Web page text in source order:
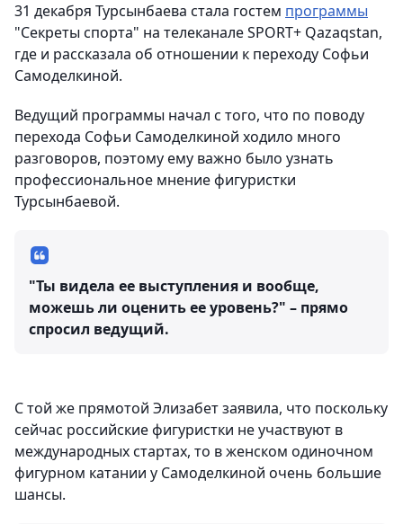
31 декабря Турсынбаева стала гостем программы
"Секреты спорта" на телеканале SPORT+ Qazaqstan,
где и рассказала об отношении к переходу Софьи
Самоделкиной.
Ведущий программы начал с того, что по поводу
перехода Софьи Самоделкиной ходило много
разговоров, поэтому ему важно было узнать
профессиональное мнение фигуристки
Турсынбаевой.
"Ты видела ее выступления и вообще,
можешь ли оценить ее уровень?" – прямо
спросил ведущий.
С той же прямотой Элизабет заявила, что поскольку
сейчас российские фигуристки не участвуют в
международных стартах, то в женском одиночном
фигурном катании у Самоделкиной очень большие
шансы.